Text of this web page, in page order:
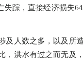
失踪，直接经济损失
人数之多，以及所
，洪水有过之而无及